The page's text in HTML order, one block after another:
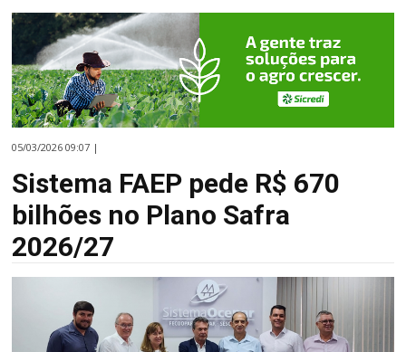
05/03/2026 09:07 |
Sistema FAEP pede R$ 670
bilhões no Plano Safra
2026/27